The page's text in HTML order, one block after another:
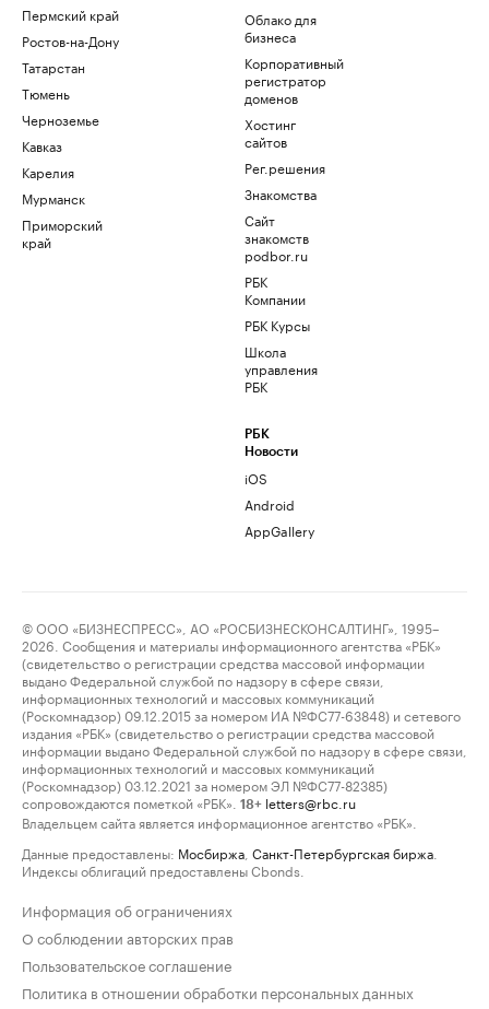
Пермский край
Ростов-на-Дону
Татарстан
Тюмень
Черноземье
Кавказ
Карелия
Мурманск
Приморский
край
Облако для
бизнеса
Корпоративный
регистратор
доменов
Хостинг
сайтов
Рег.решения
Знакомства
Сайт
знакомств
podbor.ru
РБК
Компании
РБК Курсы
Школа
управления
РБК
РБК
Новости
iOS
Android
AppGallery
© ООО «БИЗНЕСПРЕСС», АО «РОСБИЗНЕСКОНСАЛТИНГ», 1995–
2026. Сообщения и материалы информационного агентства «РБК»
(свидетельство о регистрации средства массовой информации
выдано Федеральной службой по надзору в сфере связи,
информационных технологий и массовых коммуникаций
(Роскомнадзор) 09.12.2015 за номером ИА №ФС77-63848) и сетевого
издания «РБК» (свидетельство о регистрации средства массовой
информации выдано Федеральной службой по надзору в сфере связи,
информационных технологий и массовых коммуникаций
(Роскомнадзор) 03.12.2021 за номером ЭЛ №ФС77-82385)
сопровождаются пометкой «РБК».
18+ letters@rbc.ru
Владельцем сайта является информационное агентство «РБК».
Данные предоставлены: Мосбиржа Санкт-Петербургская биржа
Индексы облигаций предоставлены Cbonds.
Информация об ограничениях
О соблюдении авторских прав
Пользовательское соглашение
Политика в отношении обработки персональных данных